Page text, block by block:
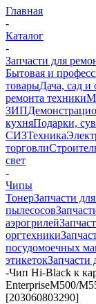
Главная
-
Каталог
-
Запчасти для
Бытовая и
товарыДача, сад и
ремонта техники
ЗИП
кухняПодарки,
СИЗТехника
торговли
свет
-
Чипы
ТонерЗапчасти
пылесосов
аэрогрилей
оргтехники
посудомоечных
этикетокЗапчасти
-Чип Hi-Black к
EnterpriseM500/
[203060803290]